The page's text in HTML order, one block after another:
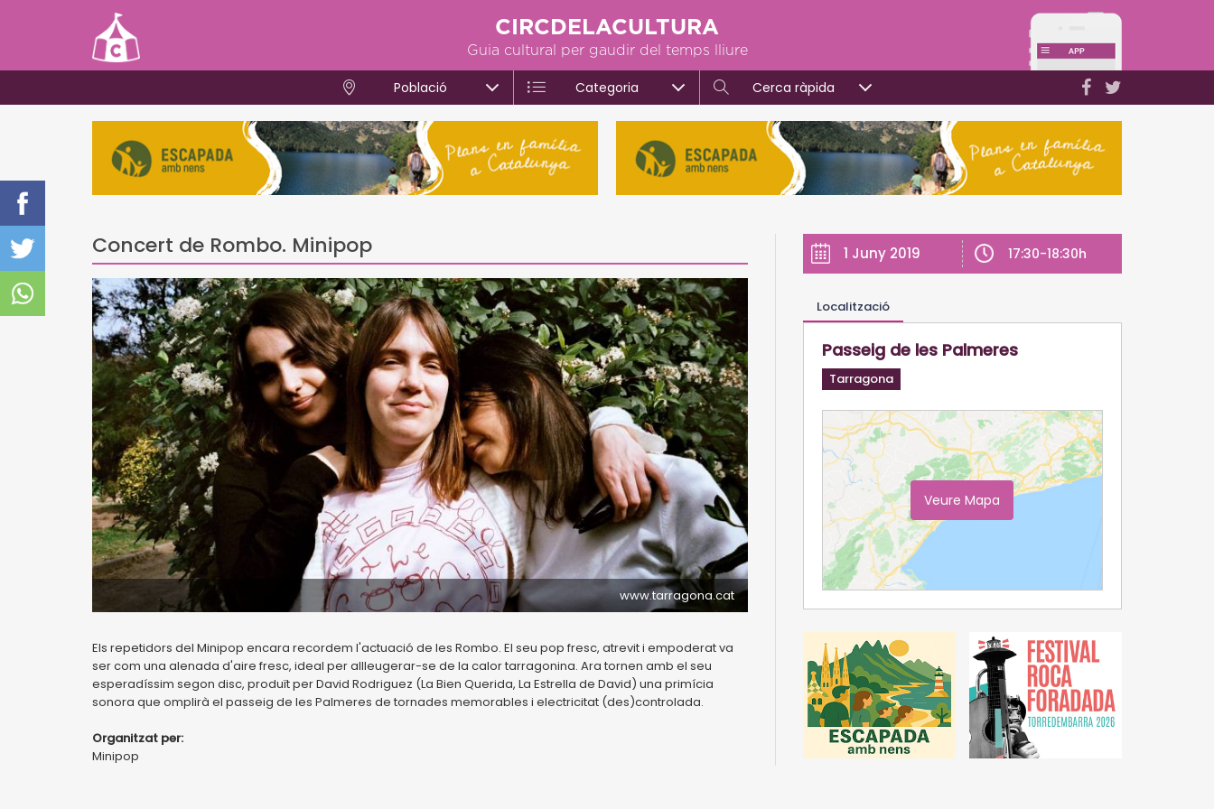
CIRCDELACULTURA
Guia cultural per gaudir del temps lliure
Població Categoria Cerca ràpida
Concert de Rombo. Minipop
www.tarragona.cat
Els repetidors del Minipop encara recordem l'actuació de les Rombo. El seu pop fresc, atrevit i empoderat va
ser com una alenada d'aire fresc, ideal per allleugerar-se de la calor tarragonina. Ara tornen amb el seu
esperadíssim segon disc, produït per David Rodriguez (La Bien Querida, La Estrella de David) una primícia
sonora que omplirà el passeig de les Palmeres de tornades memorables i electricitat (des)controlada.
Organitzat per:
Minipop
1 Juny 2019 17:30-18:30h
Localització
Passeig de les Palmeres
Tarragona
Veure Mapa